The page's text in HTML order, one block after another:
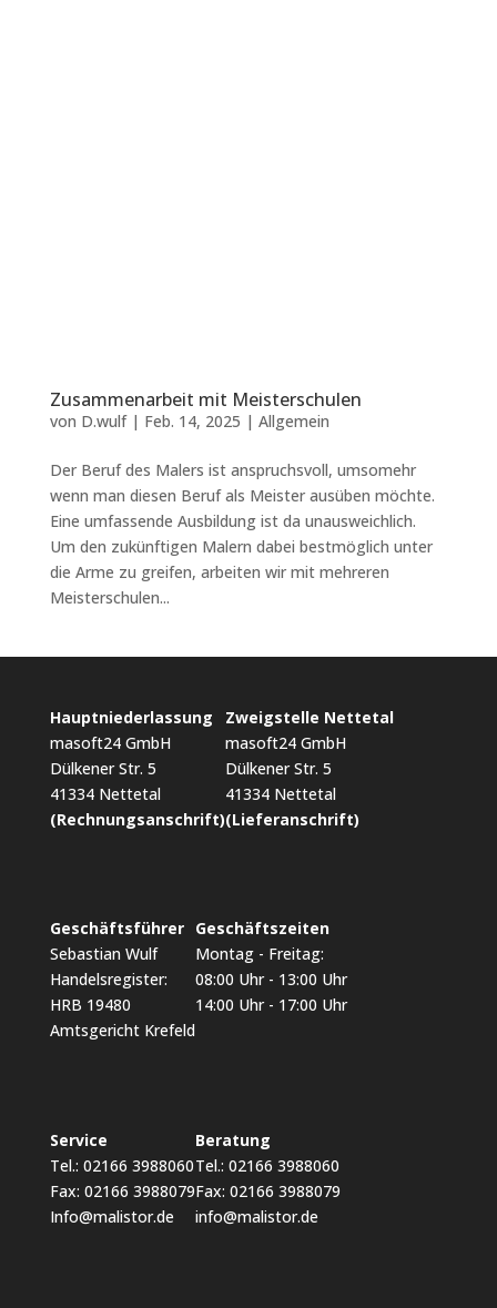
Zusammenarbeit mit Meisterschulen
von D.wulf| Feb. 14, 2025 | Allgemein
Der Beruf des Malers ist anspruchsvoll, umsomehr
wenn man diesen Beruf als Meister ausüben möchte.
Eine umfassende Ausbildung ist da unausweichlich.
Um den zukünftigen Malern dabei bestmöglich unter
die Arme zu greifen, arbeiten wir mit mehreren
Meisterschulen...
Hauptniederlassung
masoft24 GmbH
Dülkener Str. 5
41334 Nettetal
(Rechnungsanschrift)
Zweigstelle Nettetal
masoft24 GmbH
Dülkener Str. 5
41334 Nettetal
(Lieferanschrift)
Geschäftsführer
Sebastian Wulf
Handelsregister:
HRB 19480
Amtsgericht Krefeld
Geschäftszeiten
Montag - Freitag:
08:00 Uhr - 13:00 Uhr
14:00 Uhr - 17:00 Uhr
Service
Tel.: 02166 3988060
Fax: 02166 3988079
Info@malistor.de
Beratung
Tel.: 02166 3988060
Fax: 02166 3988079
info@malistor.de